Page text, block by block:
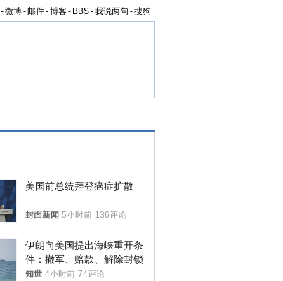
-微博-邮件-博客- BBS-我说两句 -搜狗
美国前总统拜登癌症扩散
封面新闻 5小时前 136评论
伊朗向美国提出海峡重开条
件：撤军、赔款、解除封锁
知世 4小时前 74评论